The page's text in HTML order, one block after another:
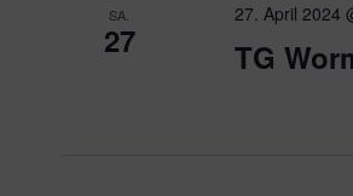
SA.
27 TG
27. April 2024